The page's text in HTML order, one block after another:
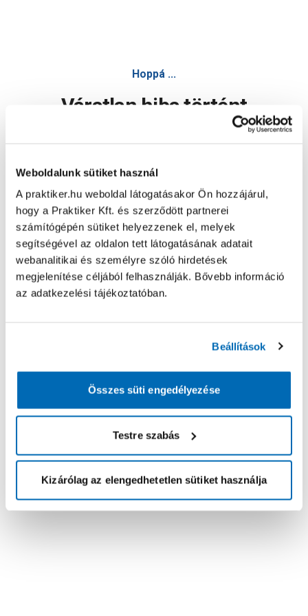
Weboldalunk sütiket használ
A praktiker.hu weboldal látogatásakor Ön hozzájárul,
hogy a Praktiker Kft. és szerződött partnerei
számítógépén sütiket helyezzenek el, melyek
segítségével az oldalon tett látogatásának adatait
webanalitikai és személyre szóló hirdetések
megjelenítése céljából felhasználják. Bővebb információ
az adatkezelési tájékoztatóban.
Beállítások
Összes süti engedélyezése
Testre szabás
Kizárólag az elengedhetetlen sütiket használja
Hoppá ...
Váratlan hiba történt
Oldal újratöltése